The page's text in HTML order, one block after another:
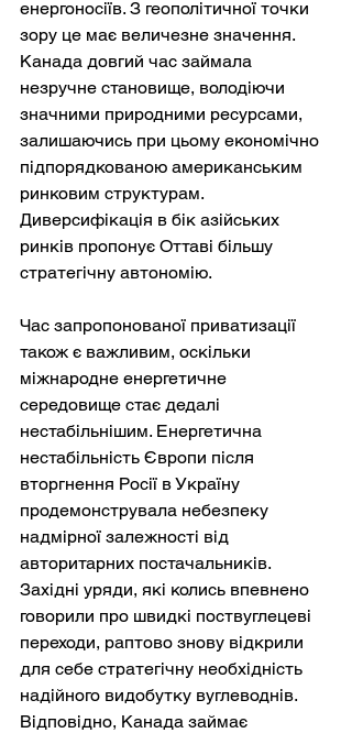
енергоносіїв. З геополітичної точки
зору це має величезне значення.
Канада довгий час займала
незручне становище, володіючи
значними природними ресурсами,
залишаючись при цьому економічно
підпорядкованою американським
ринковим структурам.
Диверсифікація в бік азійських
ринків пропонує Оттаві більшу
стратегічну автономію.
Час запропонованої приватизації
також є важливим, оскільки
міжнародне енергетичне
середовище стає дедалі
нестабільнішим. Енергетична
нестабільність Європи після
вторгнення Росії в Україну
продемонструвала небезпеку
надмірної залежності від
авторитарних постачальників.
Західні уряди, які колись впевнено
говорили про швидкі поствуглецеві
переходи, раптово знову відкрили
для себе стратегічну необхідність
надійного видобутку вуглеводнів.
Відповідно, Канада займає